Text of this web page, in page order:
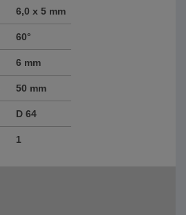
6,0 x 5 mm
60°
6 mm
50 mm
D 64
1